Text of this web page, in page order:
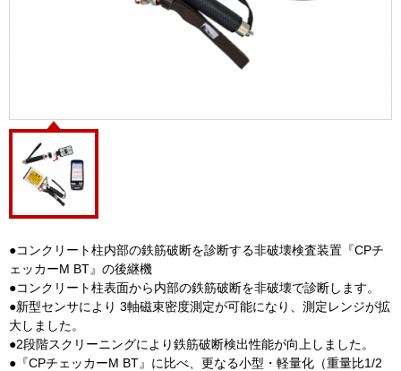
●コンクリート柱内部の鉄筋破断を診断する非破壊検査装置『CPチ
ェッカーM BT』の後継機
●コンクリート柱表面から内部の鉄筋破断を非破壊で診断します。
●新型センサにより 3軸磁束密度測定が可能になり、測定レンジが拡
大しました。
●2段階スクリーニングにより鉄筋破断検出性能が向上しました。
●『CPチェッカーM BT』に比べ、更なる小型・軽量化（重量比1/2